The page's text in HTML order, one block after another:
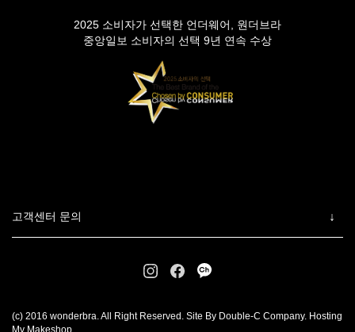
2025 소비자가 선택한 언더웨어, 원더브라
중앙일보 소비자의 선택 9년 연속 수상
고객센터 문의
(c) 2016 wonderbra. All Right Reserved. Site By Double-C Company. Hosting